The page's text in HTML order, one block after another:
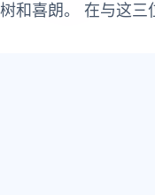
和喜朗。 在与这